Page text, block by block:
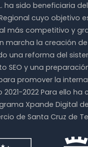
45.00€
hasta
55.00€
ha sido beneficiaria
cuyo objetivo
más competitivo y
marcha la creación
una reforma del
SEO y una
promover la
2021-2022 Para ello
Xpande Digital
de Santa Cruz de